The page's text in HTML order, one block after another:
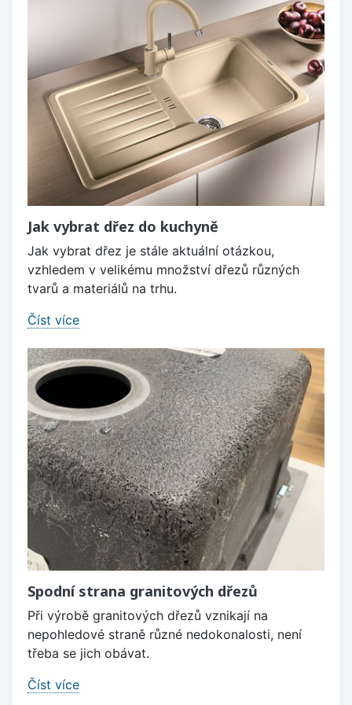
Jak vybrat dřez do kuchyně
Jak vybrat dřez je stále aktuální otázkou,
vzhledem v velikému množství dřezů různých
tvarů a materiálů na trhu.
Číst více
Spodní strana granitových dřezů
Při výrobě granitových dřezů vznikají na
nepohledové straně různé nedokonalosti, není
třeba se jich obávat.
Číst více